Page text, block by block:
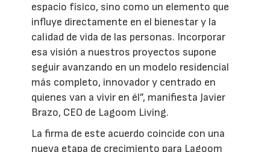
espacio físico, sino como un elemento que
influye directamente en el bienestar y la
calidad de vida de las personas. Incorporar
esa visión a nuestros proyectos supone
seguir avanzando en un modelo residencial
más completo, innovador y centrado en
quienes van a vivir en él”, manifiesta Javier
Brazo, CEO de Lagoom Living.
La firma de este acuerdo coincide con una
nueva etapa de crecimiento para Lagoom